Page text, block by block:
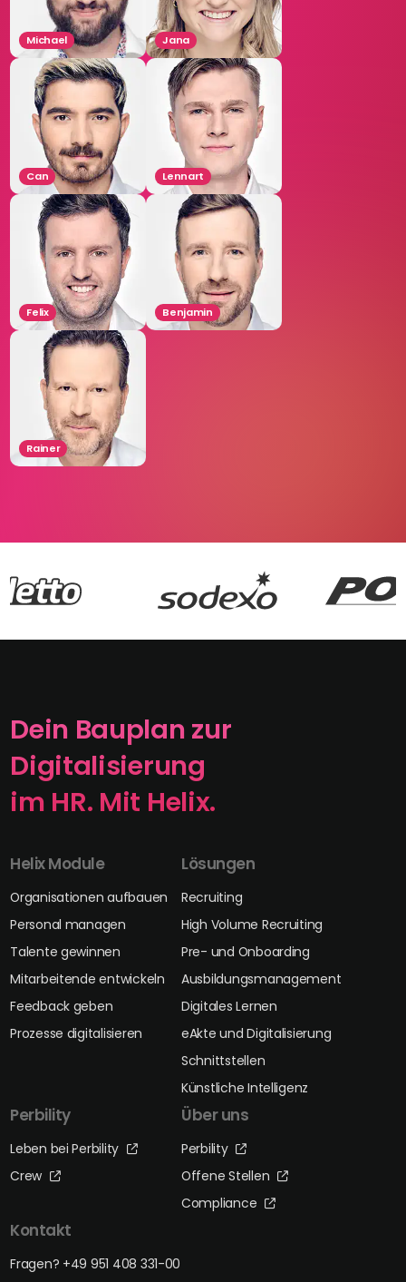
Michael Jana
Can Lennart
Felix Benjamin
Rainer
Dein Bauplan zur
Digitalisierung
im HR. Mit Helix.
Helix Module
Organisationen aufbauen
Personal managen
Talente gewinnen
Mitarbeitende entwickeln
Feedback geben
Prozesse digitalisieren
Lösungen
Recruiting
High Volume Recruiting
Pre- und Onboarding
Ausbildungsmanagement
Digitales Lernen
eAkte und Digitalisierung
Schnittstellen
Künstliche Intelligenz
Perbility
Leben bei Perbility
Crew
Über uns
Perbility
Offene Stellen
Compliance
Kontakt
Fragen? +49 951 408 331-00